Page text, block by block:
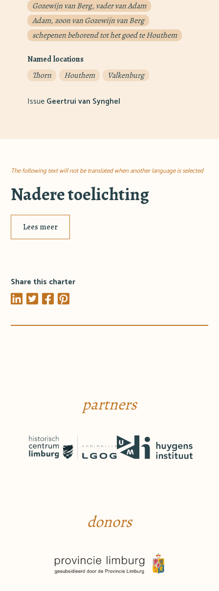
Gozewijn van Berg, vader van Adam
Adam, zoon van Gozewijn van Berg
schepenen behorend tot het goed te Houthem
Named locations
Thorn
Houthem Valkenburg
IssueGeertrui van Synghel
The following text will not be translated when another language is selected
Nadere toelichting
Lees meer
Share this charter
partners
donors